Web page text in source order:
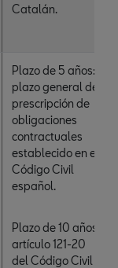
Catalán.
Plazo de 5 años:
plazo general de
prescripción de
obligaciones
contractuales
establecido en el
Código Civil
español.
Plazo de 10 años:
artículo 121-20
del Código Civil